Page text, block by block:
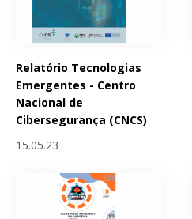
Relatório Tecnologias
Emergentes - Centro
Nacional de
Cibersegurança (CNCS)
15.05.23